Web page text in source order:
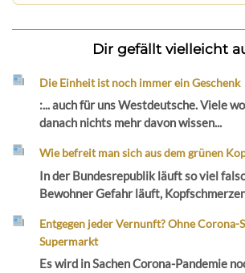
Dir gefällt vielleicht
Die Einheit ist noch immer ein Geschenk
:... auch für uns Westdeutsche. Viele
danach nichts mehr davon wissen...
Wie befreit man sich aus dem grünen
In der Bundesrepublik läuft so viel
Bewohner Gefahr läuft,
Entgegen jeder Vernunft? Ohne Corona-
Supermarkt
Es wird in Sachen Corona-Pandemie